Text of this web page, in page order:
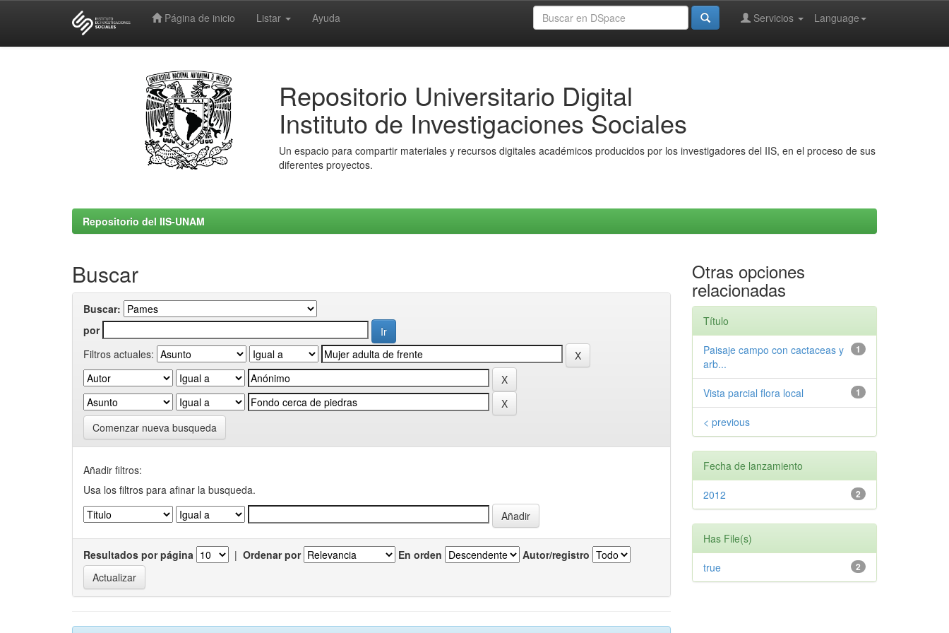
Página de inicio Listar Ayuda Language
Servicios
Repositorio Universitario Digital
Instituto de Investigaciones Sociales
Un espacio para compartir materiales y recursos digitales académicos producidos por los investigadores del IIS, en el proceso de sus
diferentes proyectos.
Repositorio del IIS-UNAM
Buscar
Buscar:
por
Filtros actuales:
Comenzar nueva busqueda
Añadir filtros:
Usa los filtros para afinar la busqueda.
Resultados por página | Ordenar por En orden Autor/registro
Otras opciones
relacionadas
Título
1
Paisaje campo con cactaceas y
arb...
1
Vista parcial flora local
< previous
Fecha de lanzamiento
2
2012
Has File(s)
2
true